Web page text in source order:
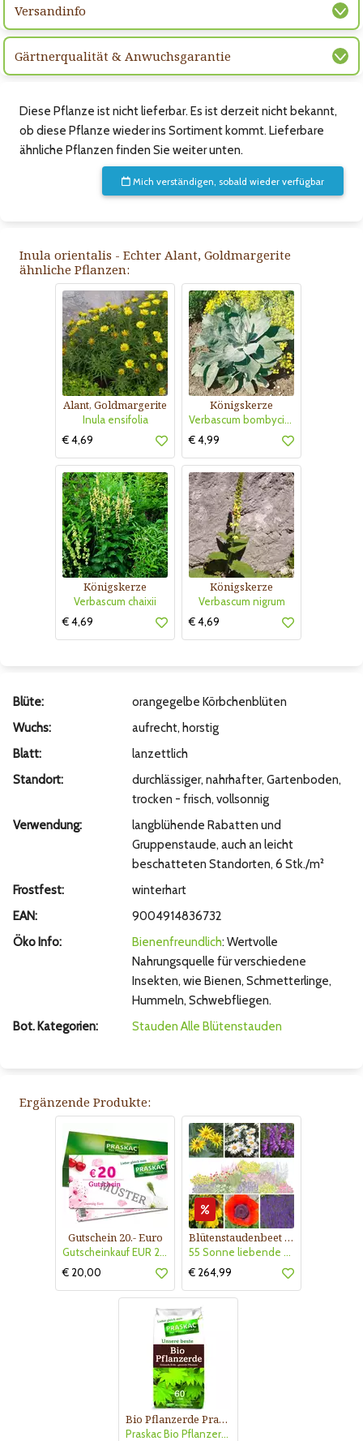
Versandinfo
Gärtnerqualität & Anwuchsgarantie
Diese Pflanze ist nicht lieferbar. Es ist derzeit nicht bekannt,
ob diese Pflanze wieder ins Sortiment kommt. Lieferbare
ähnliche Pflanzen finden Sie weiter unten.
Mich verständigen, sobald wieder verfügbar
Inula orientalis - Echter Alant, Goldmargerite
ähnliche Pflanzen:
Alant, Goldmargerite
Inula ensifolia
€ 4,69
Königskerze
Verbascum bombyciferum
€ 4,99
Königskerze
Verbascum chaixii
€ 4,69
Königskerze
Verbascum nigrum
€ 4,69
Blüte:
orangegelbe Körbchenblüten
Wuchs:
aufrecht, horstig
Blatt:
lanzettlich
Standort:
durchlässiger, nahrhafter, Gartenboden,
trocken - frisch, vollsonnig
Verwendung:
langblühende Rabatten und
Gruppenstaude, auch an leicht
beschatteten Standorten, 6 Stk./m²
Frostfest:
winterhart
EAN:
9004914836732
Öko Info:
Bienenfreundlich: Wertvolle
Nahrungsquelle für verschiedene
Insekten, wie Bienen, Schmetterlinge,
Hummeln, Schwebfliegen.
Bot. Kategorien:
Stauden Alle Blütenstauden
Ergänzende Produkte:
Gutschein 20.- Euro
Gutscheinkauf EUR 20.-
€ 20,00
Blütenstaudenbeet Kollektion Nr. 504
55 Sonne liebende Stauden für 6 m² Beet mit Pflanzplan
€ 264,99
Bio Pflanzerde Praskac
Praskac Bio Pflanzerde